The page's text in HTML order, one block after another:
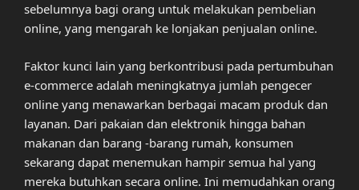
sebelumnya bagi orang untuk melakukan pembelian
online, yang mengarah ke lonjakan penjualan online.
Faktor kunci lain yang berkontribusi pada pertumbuhan
e-commerce adalah meningkatnya jumlah pengecer
online yang menawarkan berbagai macam produk dan
layanan. Dari pakaian dan elektronik hingga bahan
makanan dan barang -barang rumah, konsumen
sekarang dapat menemukan hampir semua hal yang
mereka butuhkan secara online. Ini memudahkan orang